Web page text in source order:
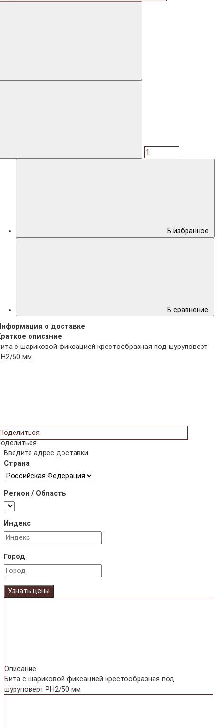
В избранное
В сравнение
о доставке
описание
с шариковой фиксацией крестообразная под шуруповерт
50 мм
Поделиться
Введите адрес доставки
Страна
Регион / Область
Индекс
Город
Узнать цены
Описание
Бита с шариковой фиксацией крестообразная под
шуруповерт PH2/50 мм